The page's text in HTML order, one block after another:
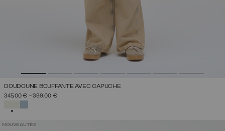
DOUDOUNE BOUFFANTE AVEC CAPUCHE
345,00 € -399,00 €
NOUVEAUTÉS